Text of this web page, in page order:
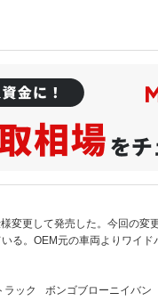
変更して発売した。今回の変
る。OEM元の車両よりワイ
ラック ボンゴブローニイバン